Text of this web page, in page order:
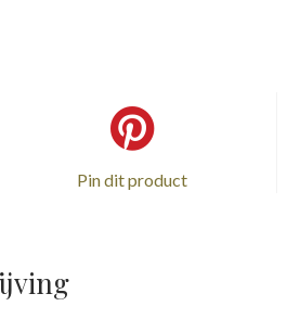
Pin dit product